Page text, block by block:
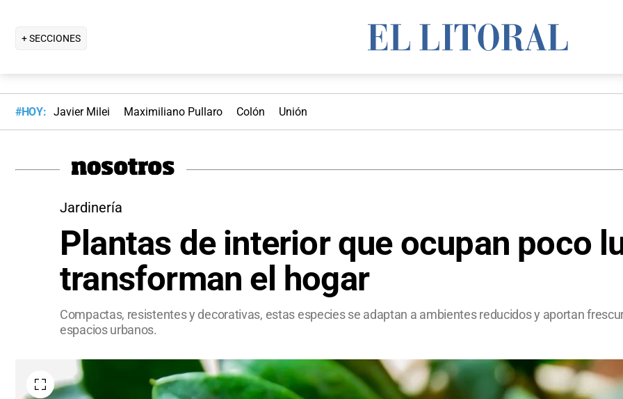
+ SECCIONES
#HOY: Javier Milei Maximiliano Pullaro Colón Unión
Jardinería
Plantas de interior que ocupan poco
transforman el hogar
Compactas, resistentes y decorativas, estas especies se adaptan a ambientes reducidos y aportan
espacios urbanos.